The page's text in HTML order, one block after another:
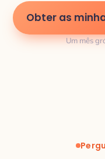
Obter as
Um mês